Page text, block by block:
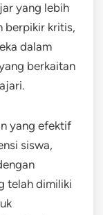
yang lebih
berpikir kritis,
dalam
berkaitan
yang efektif
siswa,
telah dimiliki